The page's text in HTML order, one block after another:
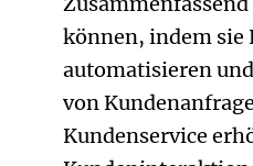
können, indem sie
automatisieren
von
Kundenservice